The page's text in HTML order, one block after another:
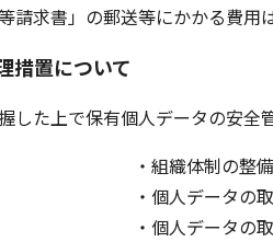
求書」の郵送等にかかる費用
措置について
した上で保有個人データの安全
・組織体制の整備
・個人データの
・個人データの